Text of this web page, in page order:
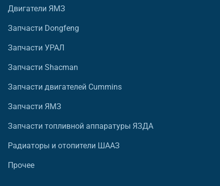
Двигатели ЯМЗ
Запчасти Dongfeng
Запчасти УРАЛ
Запчасти Shacman
Запчасти двигателей Cummins
Запчасти ЯМЗ
Запчасти топливной аппаратуры ЯЗДА
Радиаторы и отопители ШААЗ
Прочее